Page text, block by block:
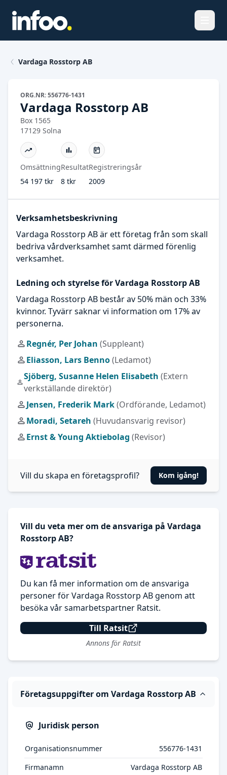
Vardaga Rosstorp AB
ORG.NR: 556776-1431
Vardaga Rosstorp AB
Box 1565
17129 Solna
Omsättning
54 197 tkr
Resultat
8 tkr
Registreringsår
2009
Verksamhetsbeskrivning
Vardaga Rosstorp AB är ett företag från som skall
bedriva vårdverksamhet samt därmed förenlig
verksamhet.
Ledning och styrelse för Vardaga Rosstorp AB
Vardaga Rosstorp AB består av 50% män och 33%
kvinnor. Tyvärr saknar vi information om 17% av
personerna.
Regnér, Per Johan (Suppleant)
Eliasson, Lars Benno(Ledamot)
Sjöberg, Susanne Helen Elisabeth (Extern
verkställande direktör)
Jensen, Frederik Mark(Ordförande, Ledamot)
Moradi, Setareh (Huvudansvarig revisor)
Ernst & Young Aktiebolag (Revisor)
Vill du skapa en företagsprofil? Kom igång!
Vill du veta mer om de ansvariga på Vardaga
Rosstorp AB?
Du kan få mer information om de ansvariga
personer för Vardaga Rosstorp AB genom att
besöka vår samarbetspartner Ratsit.
Till Ratsit
Annons för Ratsit
Företagsuppgifter om Vardaga Rosstorp AB
Juridisk person
Organisationsnummer
556776-1431
Firmanamn
Vardaga Rosstorp AB